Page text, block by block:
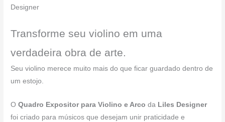
Designer
Transforme seu violino em uma
verdadeira obra de arte.
Seu violino merece muito mais do que ficar guardado dentro de
um estojo.
OQuadro Expositor para Violino e Arco da Liles Designer
foi criado para músicos que desejam unir praticidade e